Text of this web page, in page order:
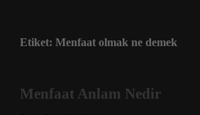
Etiket: Menfaat olmak ne demek
Menfaat Anlam Nedir